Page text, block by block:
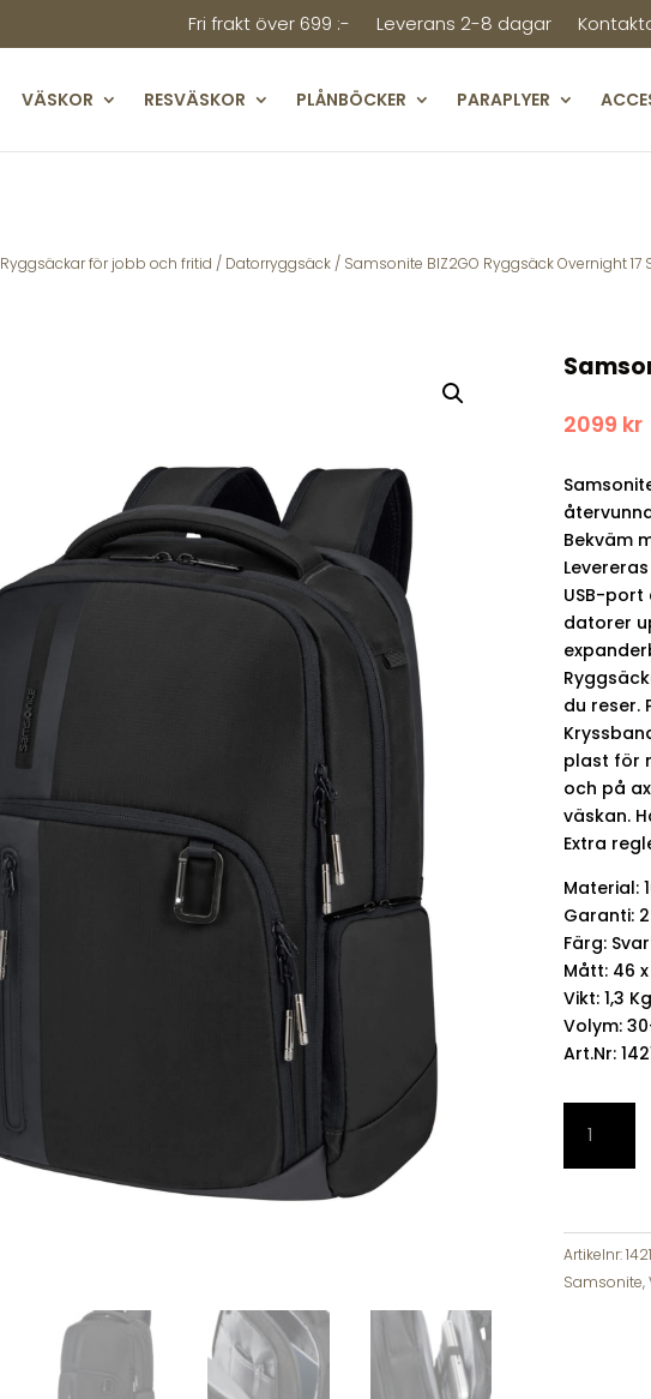
Fri frakt över 699 :- Leverans 2-8 dagar
VÄSKOR RESVÄSKOR PLÅNBÖCKER PARAPLYER
Ryggsäckar för jobb och fritid / Datorryggsäck / Samsonite BIZ2GO Ryggsäck Overnight 17
2099 kr
Bekväm
USB-port
datorer
du reser.
plast för
och på
väskan.
Extra
Material:
Garanti:
Färg:
Mått: 46
Vikt: 1,3 Kg
Volym:
Art.Nr:
BIZ2GO
Ryggsäck
17
Svart
mängd
Artikelnr:
Samsonite,